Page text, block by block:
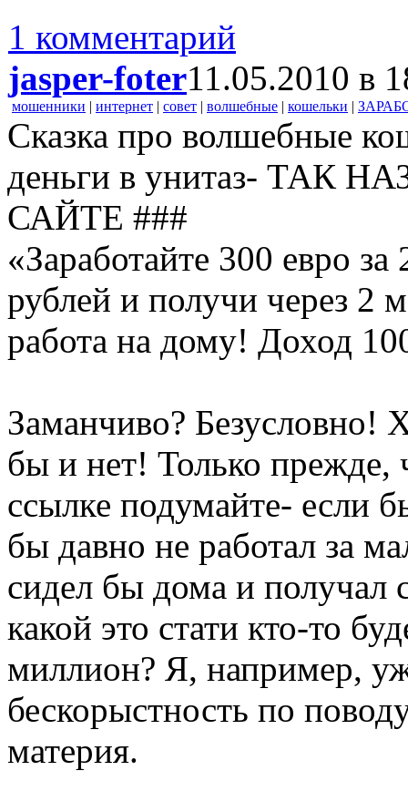
1 комментарий
jasper-foter11.05.2010 в
мошенники | интернет | совет | волшебные | кошельки |
Сказка про волшебные
деньги в унитаз- ТАК
САЙТЕ ###
«Заработайте 300 евро
рублей и получи через 2
работа на дому! Доход
Заманчиво? Безусловно!
бы и нет! Только прежде,
ссылке подумайте- если
бы давно не работал за
сидел бы дома и
какой это стати кто-то
миллион? Я, например,
бескорыстность по
материя.